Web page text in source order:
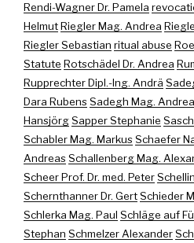
Rendi-Wagner Dr. Pamela
HelmutRiegler Mag. Andrea
Riegler Sebastian ritual abuse
Statute Rotschädel Dr. Andrea
Rupprechter Dipl.-Ing. Andrä
Dara RubensSadegh Mag. Andrea
HansjörgSapper Stephanie
Schabler Mag. MarkusSchaefer
AndreasSchallenberg Mag.
Scheer Prof. Dr. med. Peter
Schernthanner Dr. GertSchieder
Schlerka Mag. Paul Schläge auf
Stephan Schmelzer Alexander